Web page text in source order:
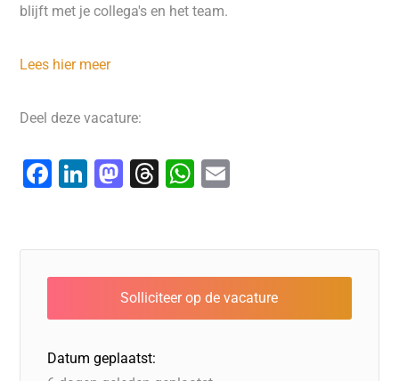
blijft met je collega's en het team.
Lees hier meer
Deel deze vacature:
F
e
b
o
o
k
Li
e
dI
n
M
o
d
o
n
T
a
d
s
W
s
A
p
l
Datum geplaatst: